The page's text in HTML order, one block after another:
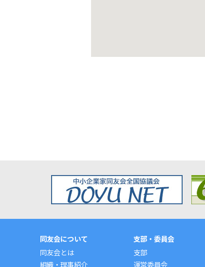
同友会について
同友会とは
組織・理事紹介
支部・委員会
支部
運営委員会